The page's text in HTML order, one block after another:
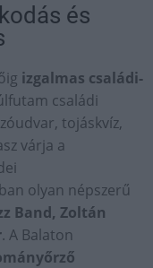
és
izgalmas családi-
családi
tojáskvíz,
várja a
olyan népszerű
Band, Zoltán
. A Balaton